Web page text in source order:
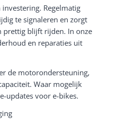
Regelmatig
te signaleren en zorgt
prettig blijft rijden. In onze
en reparaties uit
de motorondersteuning,
Waar mogelijk
updates voor e-bikes.